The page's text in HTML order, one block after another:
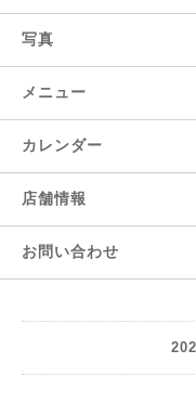
写真
メニュー
カレンダー
店舗情報
お問い合わせ